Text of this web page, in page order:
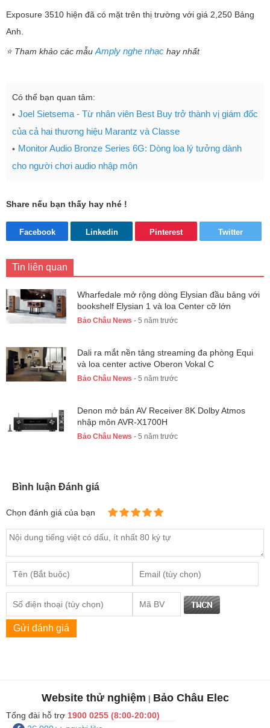
Exposure 3510 hiện đã có mặt trên thị trường với giá 2,250 Bảng
Anh.
⭐ Tham khảo các mẫu Amply nghe nhạc hay nhất
Có thể bạn quan tâm:
Joel Sietsema - Từ nhân viên Best Buy trở thành vị giám đốc
của cả hai thương hiệu Marantz và Classe
Monitor Audio Bronze Series 6G: Dòng loa lý tưởng dành
cho người chơi audio nhập môn
Share nếu bạn thấy hay nhé !
Facebook Linkedin Pinterest Twitter
Tin liên quan
Wharfedale mở rộng dòng Elysian đầu bảng với
bookshelf Elysian 1 và loa Center cỡ lớn
Bảo Châu News - 5 năm trước
Dali ra mắt nền tảng streaming đa phòng Equi
và loa center active Oberon Vokal C
Bảo Châu News - 5 năm trước
Denon mở bán AV Receiver 8K Dolby Atmos
nhập môn AVR-X1700H
Bảo Châu News - 5 năm trước
Bình luận Đánh giá
Chọn đánh giá của bạn
Gửi đánh giá
Website thử nghiệm | Bảo Châu Elec
Tổng đài hỗ trợ 1900 0255 (8:00-20:00)